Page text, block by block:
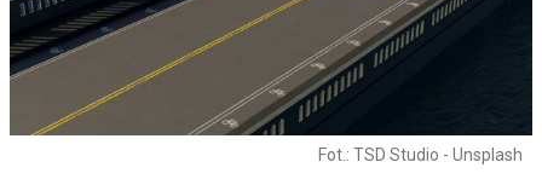
Fot.: TSD Studio - Unsplash